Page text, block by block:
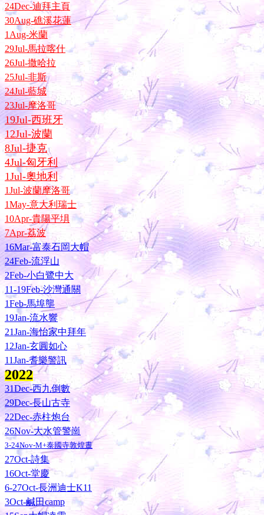
24Dec-迪拜主頁
30Aug-礁溪花蓮
1Aug-米蘭
29Jul-馬拉喀什
26Jul-撒哈拉
25Jul-非斯
24Jul-藍城
23Jul-摩洛哥
19Jul-西班牙
12Jul-波蘭
8Jul-捷克
4Jul-匈牙利
1Jul-奧地利
1Jul-波蘭摩洛哥
1May-意大利瑞士
10Apr-貴陽平埧
7Apr-荔波
16Mar-富泰石岡大帽
24Feb-流浮山
2Feb-小白鷺中大
11-19Feb-沙灣通關
1Feb-馬埠壟
19Jan-流水響
21Jan-海怡家中拜年
12Jan-玄圓如心
11Jan-耆樂警訊
2022
31Dec-西九倒數
29Dec-長山古寺
22Dec-赤柱炮台
26Nov-大水管警崗
3-24Nov-M+泰國寺敦煌晝
27Oct-詩集
16Oct-堂慶
6-27Oct-長洲迪士K11
3Oct-鹹田camp